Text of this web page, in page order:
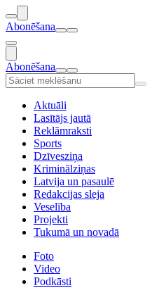
Abonēšana
Abonēšana
Aktuāli
Lasītājs jautā
Reklāmraksti
Sports
Dzīvesziņa
Kriminālziņas
Latvija un pasaulē
Redakcijas sleja
Veselība
Projekti
Tukumā un novadā
Foto
Video
Podkāsti